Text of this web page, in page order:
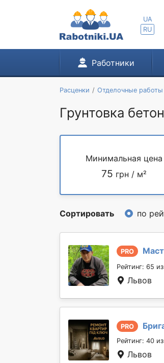
UA
RU
Работники
Расценки Отделочные работы
Грунтовка
Минимальная цена
75 грн / м²
Сортировать по
PRO
Рейтинг: 65
Львов
PRO
Рейтинг: 40
Львов